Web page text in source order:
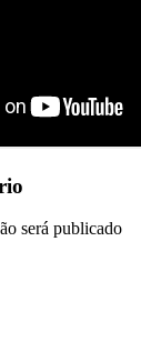
será publicado